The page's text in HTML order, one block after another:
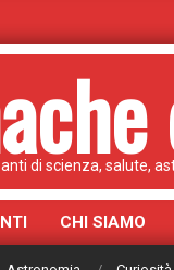
di scienza, salute,
CHI SIAMO